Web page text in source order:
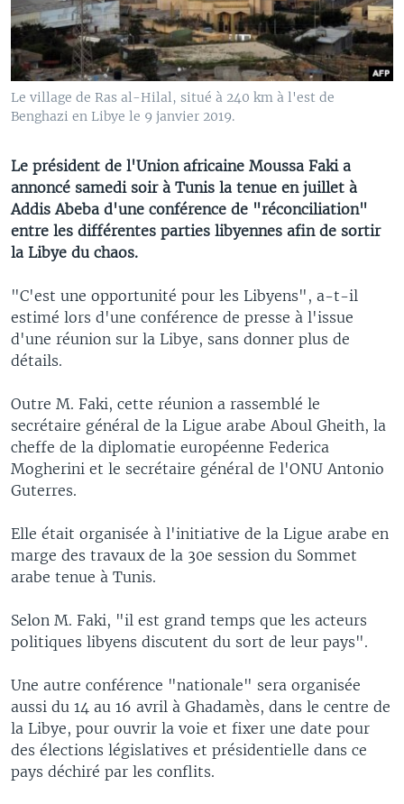
Le village de Ras al-Hilal, situé à 240 km à l'est de
Benghazi en Libye le 9 janvier 2019.
Le président de l'Union africaine Moussa Faki a
annoncé samedi soir à Tunis la tenue en juillet à
Addis Abeba d'une conférence de "réconciliation"
entre les différentes parties libyennes afin de sortir
la Libye du chaos.
"C'est une opportunité pour les Libyens", a-t-il
estimé lors d'une conférence de presse à l'issue
d'une réunion sur la Libye, sans donner plus de
détails.
Outre M. Faki, cette réunion a rassemblé le
secrétaire général de la Ligue arabe Aboul Gheith, la
cheffe de la diplomatie européenne Federica
Mogherini et le secrétaire général de l'ONU Antonio
Guterres.
Elle était organisée à l'initiative de la Ligue arabe en
marge des travaux de la 30e session du Sommet
arabe tenue à Tunis.
Selon M. Faki, "il est grand temps que les acteurs
politiques libyens discutent du sort de leur pays".
Une autre conférence "nationale" sera organisée
aussi du 14 au 16 avril à Ghadamès, dans le centre de
la Libye, pour ouvrir la voie et fixer une date pour
des élections législatives et présidentielle dans ce
pays déchiré par les conflits.